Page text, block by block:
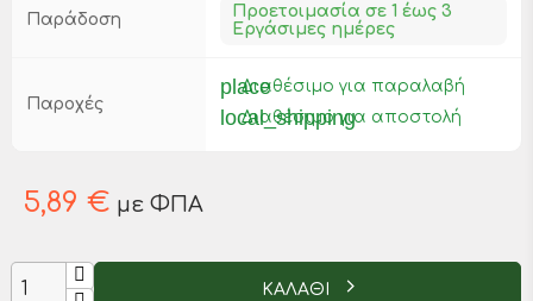
Παράδοση
Προετοιμασία σε 1 έως 3
Εργάσιμες ημέρες
Παροχές
place
Διαθέσιμο για παραλαβή
local_shipping
Διαθέσιμο για αποστολή
5,89 € με ΦΠΑ
ΚΑΛΑΘΙ